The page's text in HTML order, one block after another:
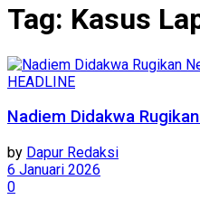
Tag: Kasus
HEADLINE
Nadiem Didakwa
by Dapur Redaksi
6 Januari 2026
0